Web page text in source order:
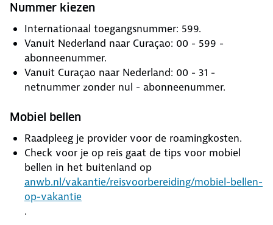
Nummer kiezen
Internationaal toegangsnummer: 599.
Vanuit Nederland naar Curaçao: 00 - 599 -
abonneenummer.
Vanuit Curaçao naar Nederland: 00 - 31 -
netnummer zonder nul - abonneenummer.
Mobiel bellen
Raadpleeg je provider voor de roamingkosten.
Check voor je op reis gaat de tips voor mobiel
bellen in het buitenland op
anwb.nl/vakantie/reisvoorbereiding/mobiel-bellen-
op-vakantie
.